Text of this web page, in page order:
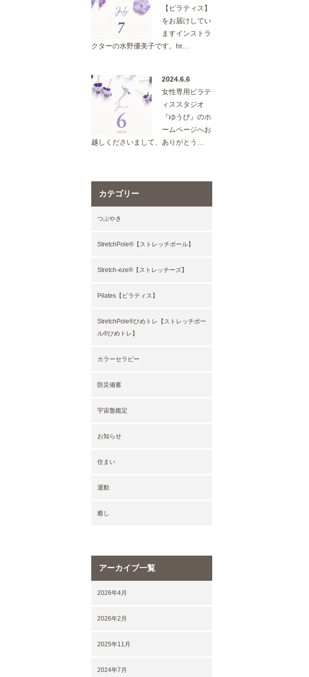
【ピラティス】
をお届けしてい
ますインストラ
クターの水野優美子です。ht…
2024.6.6
女性専用ピラテ
ィススタジオ
『ゆうび』のホ
ームページへお
越しくださいまして、ありがとう…
カテゴリー
つぶやき
StretchPole®︎【ストレッチポール】
Stretch-eze®︎【ストレッチーズ】
Pilates【ピラティス】
StretchPole®︎ひめトレ【ストレッチポー
ル®︎ひめトレ】
カラーセラピー
防災備蓄
宇宙盤鑑定
お知らせ
住まい
運動
癒し
アーカイブ一覧
2026年4月
2026年2月
2025年11月
2024年7月